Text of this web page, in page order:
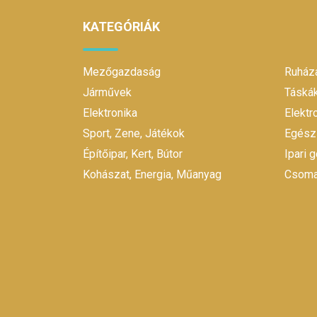
44E
44F
KATEGÓRIÁK
Mezőgazdaság
Járművek
Elektronika
Sport, Zene, Játékok
Építőipar, Kert, Bútor
Kohászat, Energia, Műanyag
Ipari